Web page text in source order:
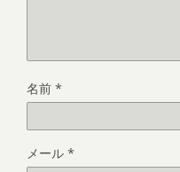
名前 *
メール *